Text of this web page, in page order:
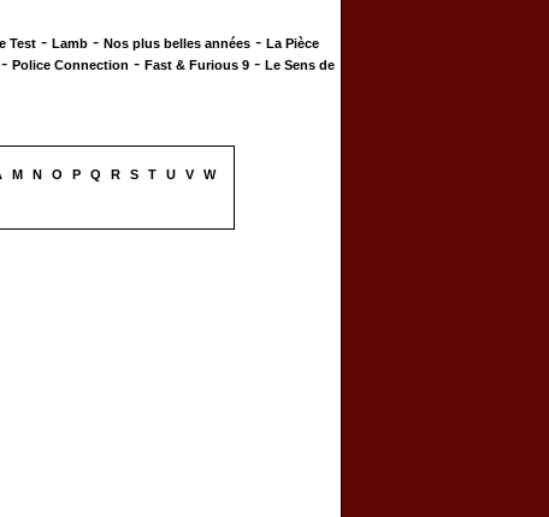
Test - Lamb - Nos plus belles années - La Pièce
- Police Connection - Fast & Furious 9 - Le Sens de
M N O P Q R S T U V
W